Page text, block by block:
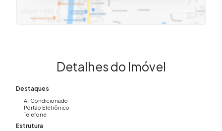
Detalhes do Imóvel
Destaques
Ar Condicionado
Portão Eletrônico
Telefone
Estrutura